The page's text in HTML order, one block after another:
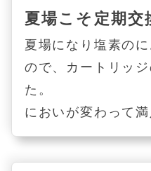
夏場こそ定期交
夏場になり塩素の
ので、カートリッ
た。
においが変わって満